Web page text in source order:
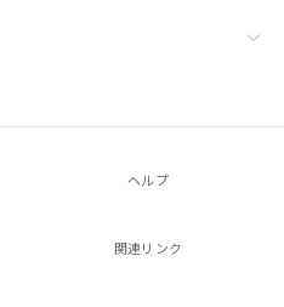
ヘルプ
関連リンク